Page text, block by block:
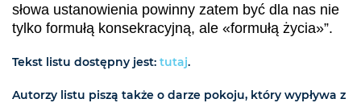
słowa ustanowienia powinny zatem być dla nas nie
tylko formułą konsekracyjną, ale «formułą życia»”.
Tekst listu dostępny jest: tutaj.
Autorzy listu piszą także o darze pokoju, który wypływa z